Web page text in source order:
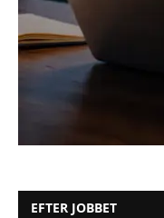
EFTER JOBBET